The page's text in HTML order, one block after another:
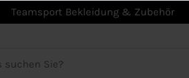
Teamsport Bekleidung & Zubehör